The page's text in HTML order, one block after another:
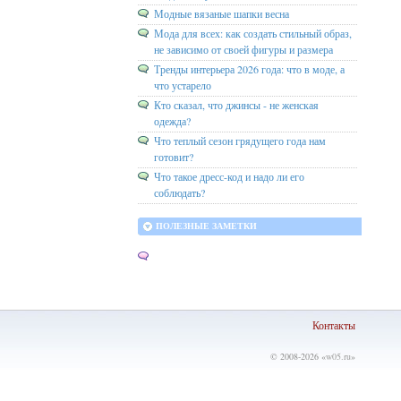
Модные вязаные шапки весна
Мода для всех: как создать стильный образ,
не зависимо от своей фигуры и размера
Тренды интерьера 2026 года: что в моде, а
что устарело
Кто сказал, что джинсы - не женская
одежда?
Что теплый сезон грядущего года нам
готовит?
Что такое дресс-код и надо ли его
соблюдать?
ПОЛЕЗНЫЕ ЗАМЕТКИ
Контакты
© 2008-2026 «w05.ru»